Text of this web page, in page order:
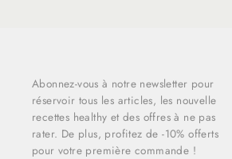
Abonnez-vous à notre newsletter pour
réservoir tous les articles, les nouvelle
recettes healthy et des offres à ne pas
rater. De plus, profitez de -10% offerts
pour votre première commande !